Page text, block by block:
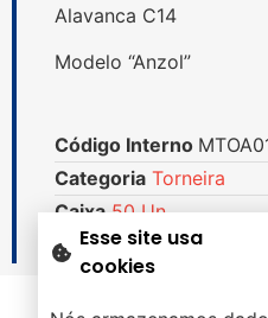
Alavanca C14
Modelo “Anzol”
Código Interno
Categoria Torneira
Caixa 50 Un.
Não encontrou
Esse site usa
cookies